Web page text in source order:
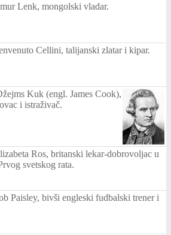
Lenk, mongolski vladar.
Cellini, talijanski zlatar i kipar.
Kuk (engl. James Cook),
i istraživač.
Ros, britanski lekar-dobrovoljac u
svetskog rata.
Paisley, bivši engleski fudbalski trener i